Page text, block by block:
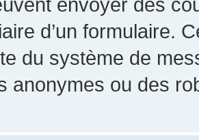
d’un formulaire.
du système de
anonymes ou des